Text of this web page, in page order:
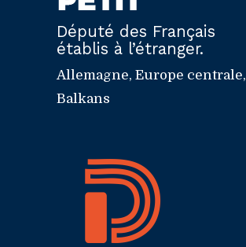
Député des Français
établis à l’étranger.
Allemagne, Europe centrale,
Balkans